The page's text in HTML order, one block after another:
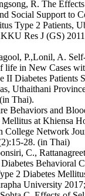
R. The
Social Support to
Type 2 Patients,
Res J (GS)
P.,Lonil, A.
life in New Cases
II Diabetes Patients
Uthaithani
Thai).
Behaviors and
at Khiensa
College Network
28. (in Thai)
C.,
Behavioral
2 Diabetes
University